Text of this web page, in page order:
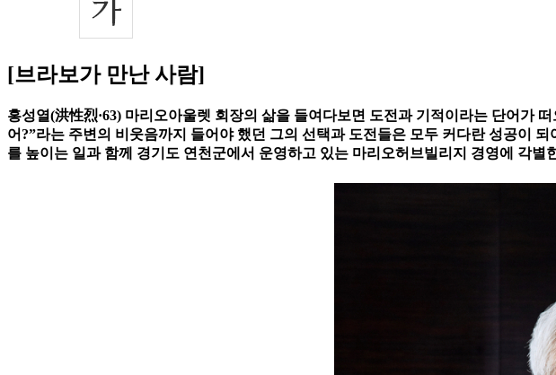
[브라보가 만난 사람]
홍성열(洪性烈·63) 마리오아울렛 회장의 삶을 들여다보면 도전과 기적이라는 단어가
어?”라는 주변의 비웃음까지 들어야 했던 그의 선택과 도전들은 모두 커다란 성공이
를 높이는 일과 함께 경기도 연천군에서 운영하고 있는 마리오허브빌리지 경영에 각